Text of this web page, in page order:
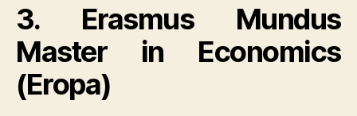
3. Erasmus Mundus
Master in Economics
(Eropa)